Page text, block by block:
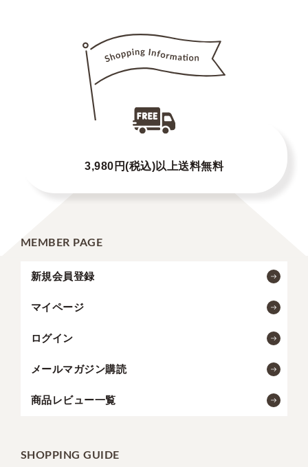
3,980円(税込)以上送料無料
MEMBER PAGE
新規会員登録
マイページ
ログイン
メールマガジン購読
商品レビュー一覧
SHOPPING GUIDE